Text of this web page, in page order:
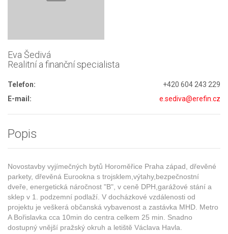
Eva Šedivá
Realitní a finanční specialista
Telefon:
+420 604 243 229
E-mail:
e.sediva@erefin.cz
Popis
Novostavby vyjímečných bytů Horoměřice Praha západ, dřevěné
parkety, dřevěná Eurookna s trojsklem,výtahy,bezpečnostní
dveře, energetická náročnost "B", v ceně DPH,garážové stání a
sklep v 1. podzemní podlaží. V docházkové vzdálenosti od
projektu je veškerá občanská vybavenost a zastávka MHD. Metro
A Bořislavka cca 10min do centra celkem 25 min. Snadno
dostupný vnější pražský okruh a letiště Václava Havla.